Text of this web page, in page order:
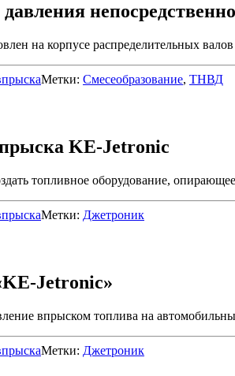
на корпусе распределительных
Метки: Смесеобразование, ТНВД
KЕ-Jetronic
топливное оборудование,
Метки: Джетроник
Jetronic»
впрыском топлива на
Метки: Джетроник